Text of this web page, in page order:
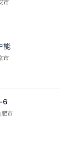
市
能
市
6
肥市